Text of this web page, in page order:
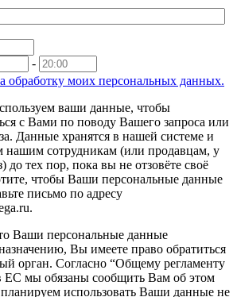
-
обработку моих персональных данных.
ваши данные, чтобы
с Вами по поводу Вашего запроса или
Данные хранятся в нашей системе и
нашим сотрудникам (или продавцам, у
до тех пор, пока вы не отзовёте своё
чтобы Ваши персональные данные
письмо по адресу
Ваши персональные данные
Вы имеете право обратиться
орган. Согласно “Общему регламенту
ЕС мы обязаны сообщить Вам об этом
использовать Ваши данные не